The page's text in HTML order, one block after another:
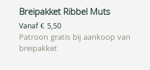
Snel overzicht
Breipakket Ribbel Muts
Vanaf€ 5,50
Verkoopprijs
Patroon gratis bij aankoop van
breipakket